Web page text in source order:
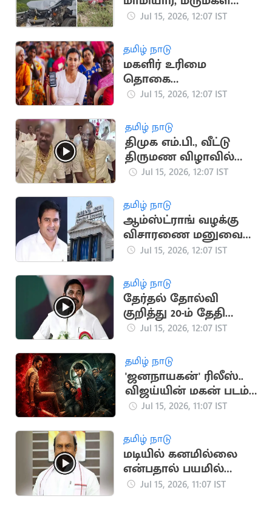
பலிJul 15, 2026, 12:07 IST
தமிழ் நாடு
மகளிர் உரிமை
தொகை
கிடைக்காதவர்களுக்கு
Jul 15, 2026, 12:07 IST
தமிழ் நாடு
திமுக எம்.பி., வீட்டு
திருமண விழாவில்
நகைகளுடன்
Jul 15, 2026, 12:07 IST
தமிழ் நாடு
ஆம்ஸ்ட்ராங் வழக்கு
விசாரணை மனுவை
திரும்ப பெற்ற தமிழக
Jul 15, 2026, 12:07 IST
தமிழ் நாடு
தேர்தல் தோல்வி
குறித்து 20-ம் தேதி
முதல் இபிஎஸ்
Jul 15, 2026, 12:07 IST
தமிழ் நாடு
'ஜனநாயகன்' ரிலீஸ்..
விஜய்யின் மகன் படம்
தள்ளிப்போக வாய்ப்பு?
Jul 15, 2026, 11:07 IST
தமிழ் நாடு
மடியில் கனமில்லை
என்பதால் பயமில்லை:
அமைச்சர் எ.வ.வேலு
Jul 15, 2026, 11:07 IST